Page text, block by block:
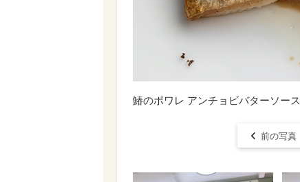
鰆のポワレ アンチョビバターソース
前の写真